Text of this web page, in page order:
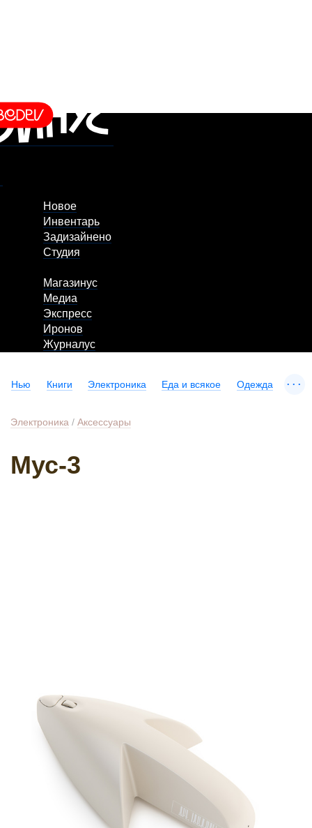
Новое
Инвентарь
Задизайнено
Студия
Магазинус
Медиа
Экспресс
Иронов
Журналус
Нью Книги Электроника Еда и всякое Одежда ...
Электроника / Аксессуары
Мус-3